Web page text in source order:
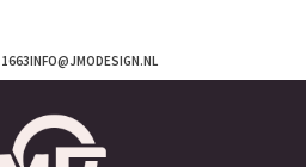
INFO@JMODESIGN.NL